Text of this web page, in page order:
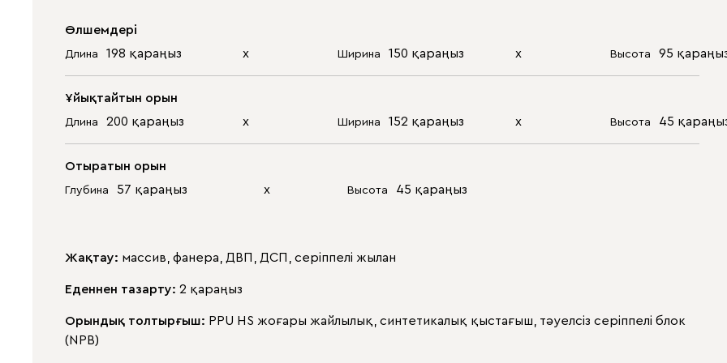
Өлшемдері
Длина 198 қараңыз х Ширина 150 қараңыз х Высота 95
Ұйықтайтын орын
Длина 200 қараңыз х Ширина 152 қараңыз х Высота 45
Отыратын орын
Глубина 57 қараңыз х Высота 45 қараңыз
Жақтау: массив, фанера, ДВП, ДСП, серіппелі жылан
Еденнен тазарту: 2 қараңыз
Орындық толтырғыш: PPU HS жоғары жайлылық, синтетикалық қыстағыш, тәуелсіз серіппелі блок
(NPB)